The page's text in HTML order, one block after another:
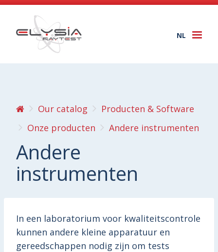
NL
Our catalog
Producten & Software
Onze producten
Andere instrumenten
Andere
instrumenten
In een laboratorium voor kwaliteitscontrole
kunnen andere kleine apparatuur en
gereedschappen nodig zijn om tests